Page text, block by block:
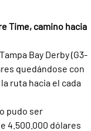
Time, camino hacia
Bay Derby (G3-
quedándose con
ruta hacia el cada
pudo ser
4.500.000 dólares